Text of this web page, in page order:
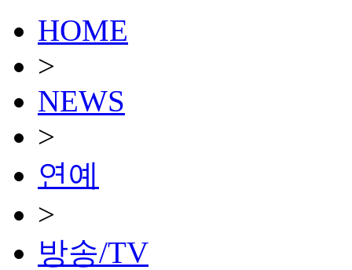
HOME
>
NEWS
>
연예
>
방송/TV